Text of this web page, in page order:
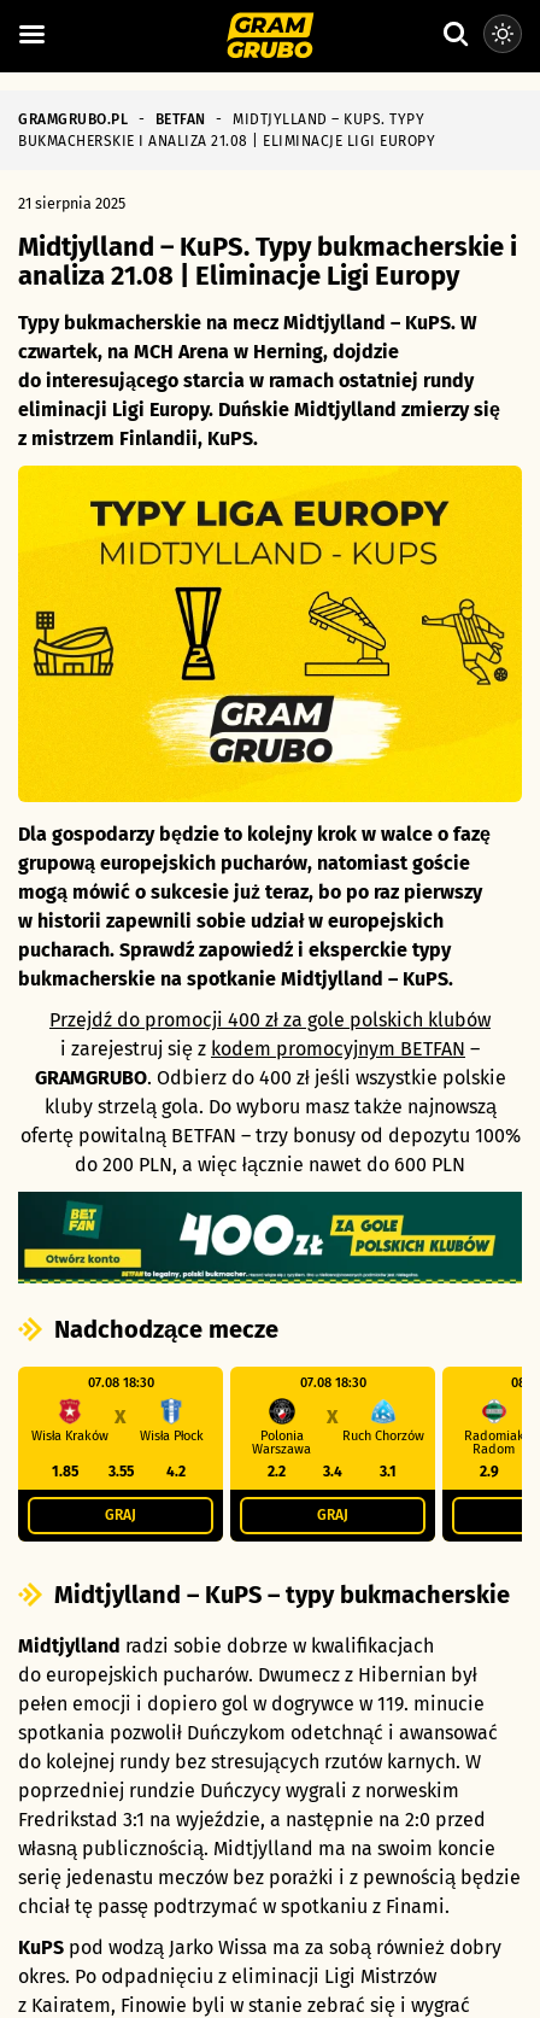
GRAMGRUBO.PL - BETFAN -
MIDTJYLLAND – KUPS. TYPY
BUKMACHERSKIE I ANALIZA 21.08 | ELIMINACJE LIGI EUROPY
21 sierpnia 2025
Midtjylland – KuPS. Typy bukmacherskie i
analiza 21.08 | Eliminacje Ligi Europy
Typy bukmacherskie na mecz Midtjylland – KuPS. W
czwartek, na MCH Arena w Herning, dojdzie
do interesującego starcia w ramach ostatniej rundy
eliminacji Ligi Europy. Duńskie Midtjylland zmierzy się
z mistrzem Finlandii, KuPS.
Dla gospodarzy będzie to kolejny krok w walce o fazę
grupową europejskich pucharów, natomiast goście
mogą mówić o sukcesie już teraz, bo po raz pierwszy
w historii zapewnili sobie udział w europejskich
pucharach. Sprawdź zapowiedź i eksperckie typy
bukmacherskie na spotkanie Midtjylland – KuPS.
Przejdź do promocji 400 zł za gole polskich klubów
i zarejestruj się z kodem promocyjnym BETFAN –
GRAMGRUBO. Odbierz do 400 zł jeśli wszystkie polskie
kluby strzelą gola. Do wyboru masz także najnowszą
ofertę powitalną BETFAN – trzy bonusy od depozytu 100%
do 200 PLN, a więc łącznie nawet do 600 PLN
Nadchodzące mecze
07.08 18:30
Wisła Kraków
X
Wisła Płock
1.85 3.55 4.2
GRAJ
07.08 18:30
Polonia
Warszawa
X
Ruch Chorzów
2.2 3.4 3.1
GRAJ
Radomiak
Radom
2.9
Midtjylland – KuPS – typy bukmacherskie
Midtjylland radzi sobie dobrze w kwalifikacjach
do europejskich pucharów. Dwumecz z Hibernian był
pełen emocji i dopiero gol w dogrywce w 119. minucie
spotkania pozwolił Duńczykom odetchnąć i awansować
do kolejnej rundy bez stresujących rzutów karnych. W
poprzedniej rundzie Duńczycy wygrali z norweskim
Fredrikstad 3:1 na wyjeździe, a następnie na 2:0 przed
własną publicznością. Midtjylland ma na swoim koncie
serię jedenastu meczów bez porażki i z pewnością będzie
chciał tę passę podtrzymać w spotkaniu z Finami.
KuPS pod wodzą Jarko Wissa ma za sobą również dobry
okres. Po odpadnięciu z eliminacji Ligi Mistrzów
z Kairatem, Finowie byli w stanie zebrać się i wygrać